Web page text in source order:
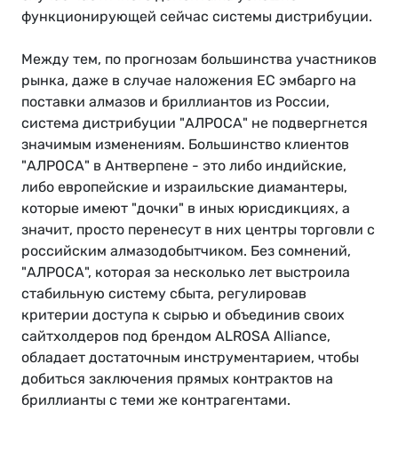
функционирующей сейчас системы дистрибуции.
Между тем, по прогнозам большинства участников
рынка, даже в случае наложения ЕС эмбарго на
поставки алмазов и бриллиантов из России,
система дистрибуции "АЛРОСА" не подвергнется
значимым изменениям. Большинство клиентов
"АЛРОСА" в Антверпене - это либо индийские,
либо европейские и израильские диамантеры,
которые имеют "дочки" в иных юрисдикциях, а
значит, просто перенесут в них центры торговли с
российским алмазодобытчиком. Без сомнений,
"АЛРОСА", которая за несколько лет выстроила
стабильную систему сбыта, регулировав
критерии доступа к сырью и объединив своих
сайтхолдеров под брендом ALROSA Alliance,
обладает достаточным инструментарием, чтобы
добиться заключения прямых контрактов на
бриллианты с теми же контрагентами.